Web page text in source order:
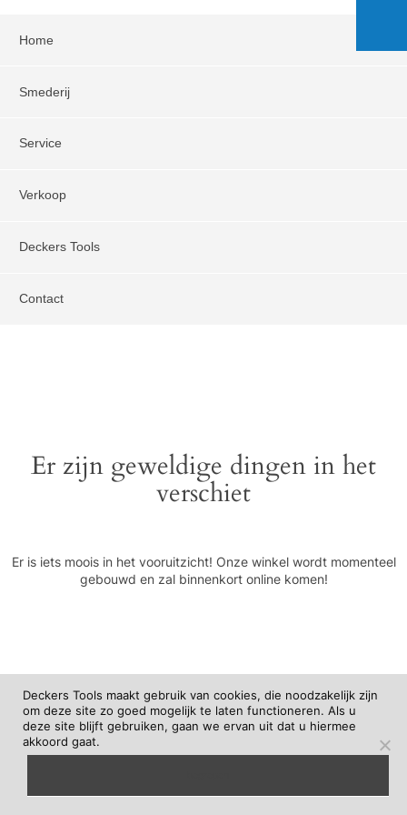
Home
Smederij
Service
Verkoop
Deckers Tools
Contact
Er zijn geweldige dingen in het
verschiet
Er is iets moois in het vooruitzicht! Onze winkel wordt momenteel
gebouwd en zal binnenkort online komen!
Deckers Tools maakt gebruik van cookies, die noodzakelijk zijn
om deze site zo goed mogelijk te laten functioneren. Als u
deze site blijft gebruiken, gaan we ervan uit dat u hiermee
akkoord gaat.